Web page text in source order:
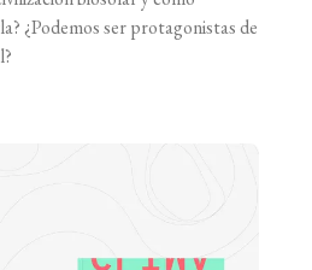
¿Podemos ser protagonistas de